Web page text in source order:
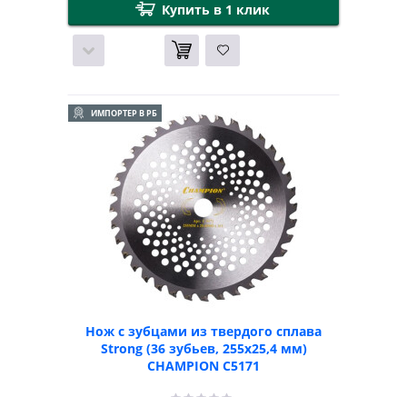
Купить в 1 клик
ИМПОРТЕР В РБ
Нож с зубцами из твердого сплава
Strong (36 зубьев, 255х25,4 мм)
CHAMPION C5171